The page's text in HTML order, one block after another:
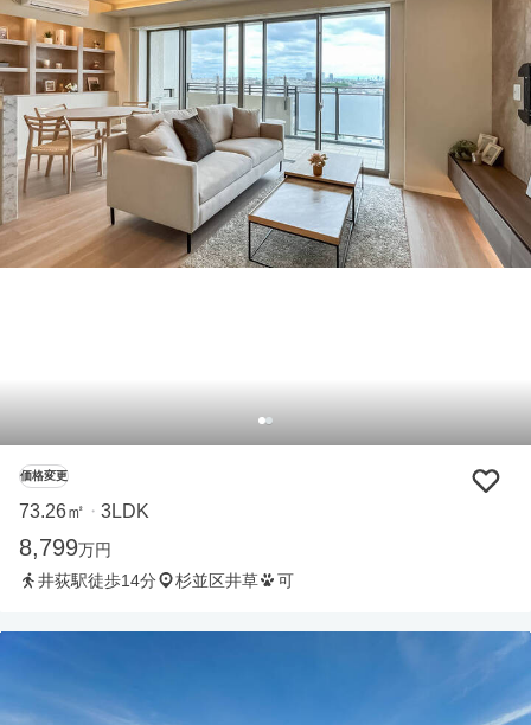
価格変更
73.26㎡ ・ 3LDK
8,799万円
井荻駅徒歩14分
杉並区井草 可